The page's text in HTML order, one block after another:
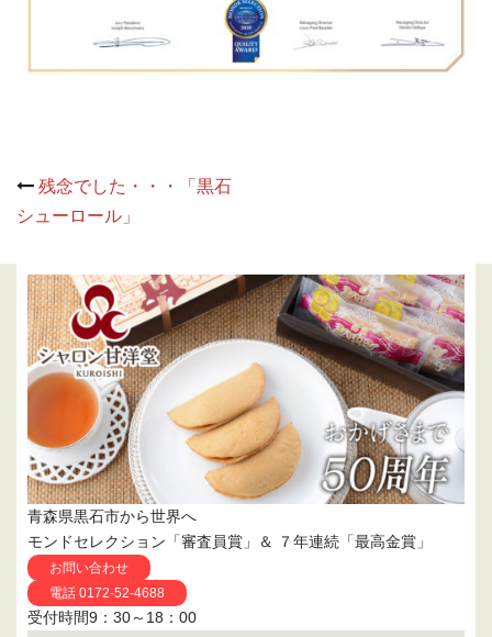
Post
navigation
残念でした・・・「黒石
シューロール」
青森県黒石市から世界へ
モンドセレクション「審査員賞」＆ ７年連続「最高金賞」
お問い合わせ
電話 0172-52-4688
受付時間9：30～18：00